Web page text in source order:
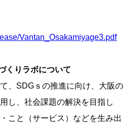
Vantan_Osakamiyage3.pdf
くりラボについて
、SDGｓの推進に向け、大阪の
し、社会課題の解決を目指し
こと（サービス）などを生み出